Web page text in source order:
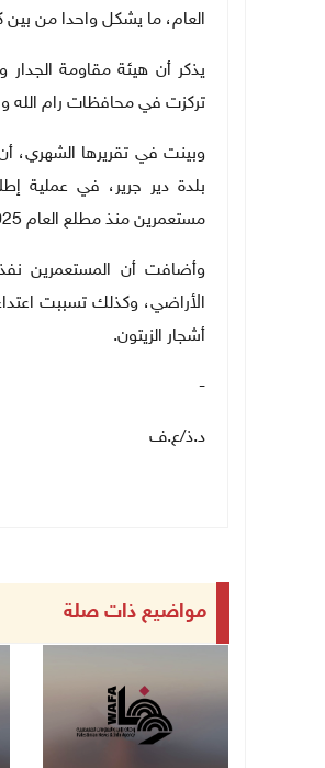
العام، ما يشكل واحدا من بين كل 5
تركزت في محافظات رام الله والبيرة بواقع 195 اعتداء، ونابلس بـ179
بلدة دير جرير، في عملية
مستعمرين منذ مطلع العام 2025 إلى 14 شهيدا.
أشجار الزيتون.
-
د.ذ/ع.ف
مواضيع ذات صلة